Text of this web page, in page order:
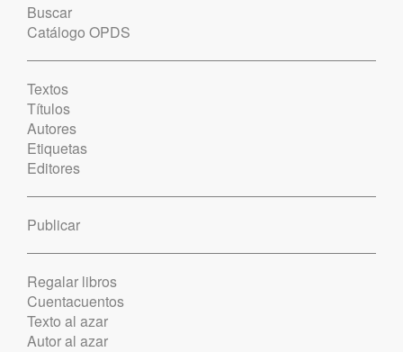
Buscar
Catálogo OPDS
Textos
Títulos
Autores
Etiquetas
Editores
Publicar
Regalar libros
Cuentacuentos
Texto al azar
Autor al azar